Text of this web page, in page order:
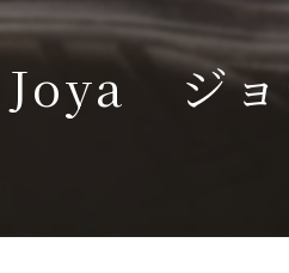
ジョ